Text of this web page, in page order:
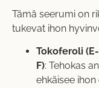
Tämä seerumi on
tukevat ihon
Tokoferoli
F): Tehokas
ehkäisee